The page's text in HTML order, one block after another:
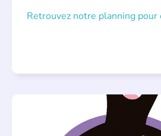
Retrouvez notre planning pour